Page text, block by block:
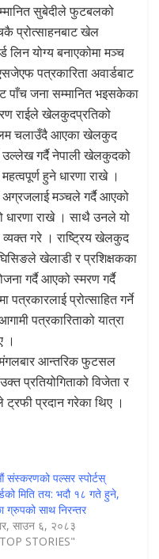
सुबेदीले फुटबलको
प्रोत्साहनबाट खेल
लिन योग्य बनाएकोमा मञ्च
पत्रकारिता अवार्डबाट
पाँच जना सम्मानित भइसकेका
राईले खेलकुदप्रतिको
चलाउँदै आएका खेलकुद
उल्लेख गर्दै नेपाली खेलकुदको
हुने धारणा राखे ।
मञ्चले गर्दै आएको
धारणा राखे । साथै उनले यो
व्यक्त गरे । राष्ट्रिय खेलकुद
खेलाडी र प्रशिक्षकका
गर्दै आएको स्मरण गर्दै
प्रोत्साहित गर्ने
पत्रकारिताको यात्रा
।
आन्तरिक फुटसल
प्रतियोगिताको विजेता र
प्रदान गरेका थिए ।
पल्सर स्पोर्टस्
मिति तय: भदौ १८ गते हुने,
ग्रुपको साथ निरन्तर
साउन ६, २०८३
STORIES"